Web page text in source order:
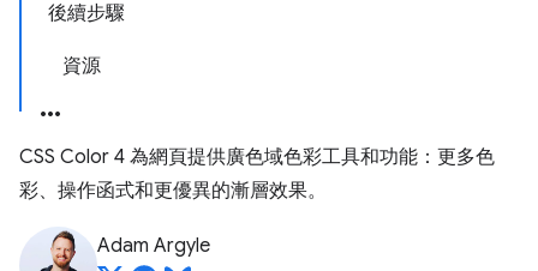
後續步驟
資源
CSS Color 4 為網頁提供廣色域色彩工具和功能：更多色
彩、操作函式和更優異的漸層效果。
Adam Argyle